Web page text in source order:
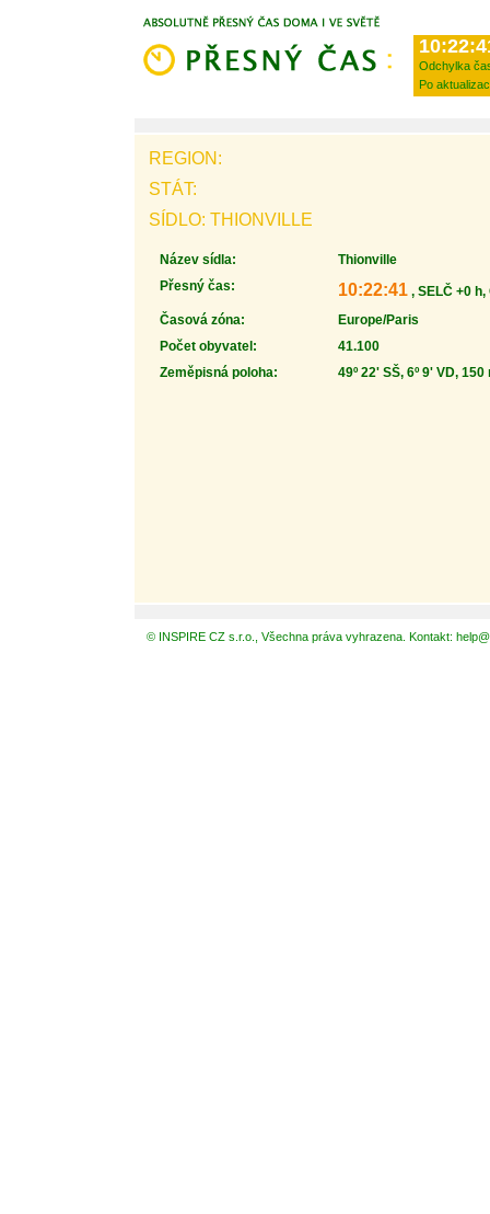
Odchylka
Po
REGION:
STÁT:
SÍDLO: THIONVILLE
Název sídla:
Thionville
Přesný čas:
10:22:41 , SELČ +0 h,
Časová zóna:
Europe/Paris
Počet obyvatel:
41.100
Zeměpisná poloha:
49º 22' SŠ, 6º 9' VD, 150
© INSPIRE CZ s.r.o., Všechna práva vyhrazena. Kontakt: